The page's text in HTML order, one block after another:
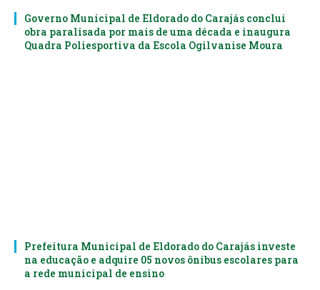
Governo Municipal de Eldorado do Carajás conclui
obra paralisada por mais de uma década e inaugura
Quadra Poliesportiva da Escola Ogilvanise Moura
Prefeitura Municipal de Eldorado do Carajás investe
na educação e adquire 05 novos ônibus escolares para
a rede municipal de ensino